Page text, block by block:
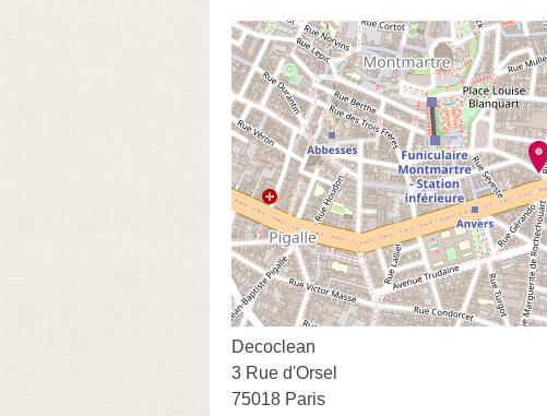
Decoclean
3 Rue d'Orsel
75018 Paris